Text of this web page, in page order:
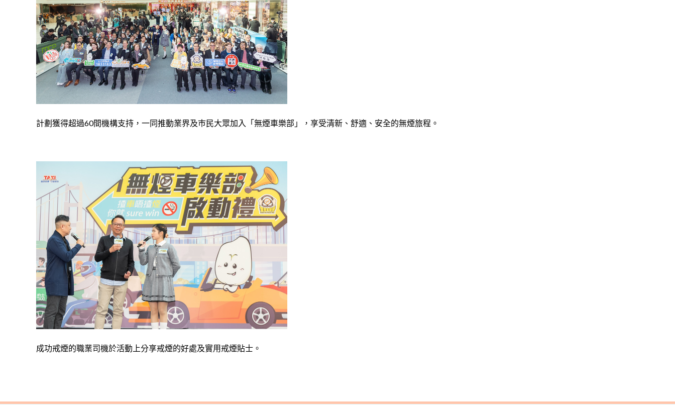
計劃獲得超過60間機構支持，一同推動業界及巿民大眾加入「無煙車樂部」，享受清新、舒適、安全的無煙旅程。
成功戒煙的職業司機於活動上分享戒煙的好處及實用戒煙貼士。